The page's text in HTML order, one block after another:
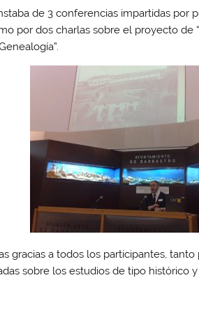
de 3 conferencias impartidas por
por dos charlas sobre el proyecto de
gracias a todos los participantes,
sobre los estudios de tipo histórico